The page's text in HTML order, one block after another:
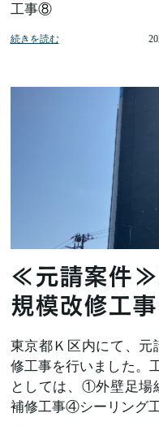
工事⑧
続きを読む
≪元請案件≫
規模改修工
東京都Ｋ区内にて、元
修工事を行いました。
としては、①外壁足
補修工事④シーリング